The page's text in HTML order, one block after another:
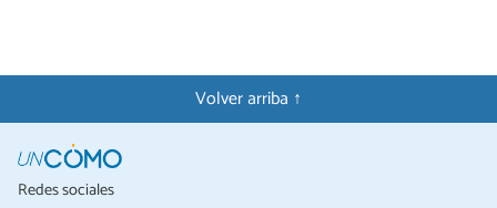
lo mejor son los llamados bebebdisos cual quiera q recomiendas
es bueno or ejemlo vever dos cervezas tibias eso y q los desase yo
estoy tomando me cae bien anula el dolor
Volver arriba ↑
Redes sociales